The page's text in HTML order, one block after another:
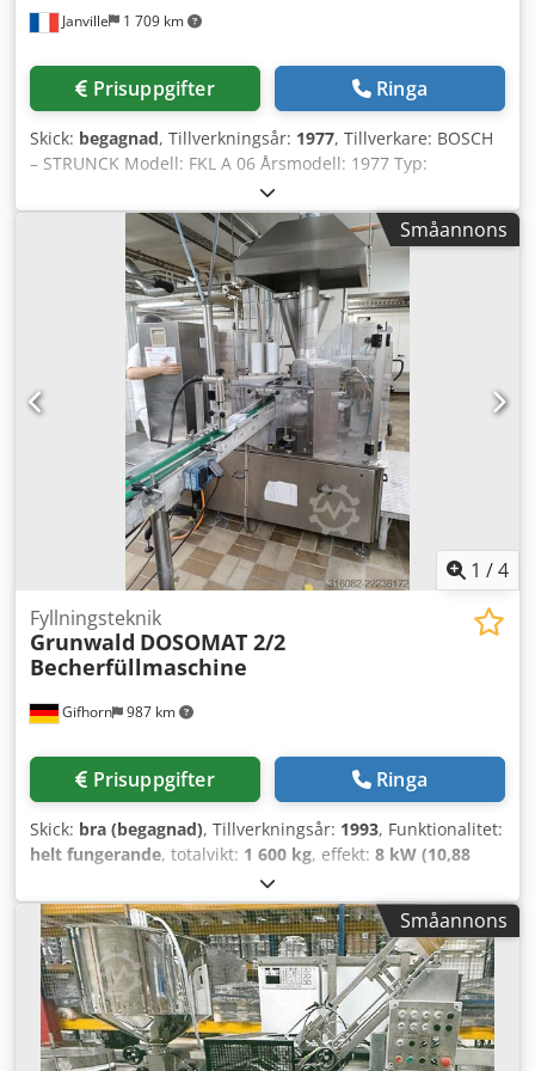
1000) - UVC-desinficering av förpackningar - UVC-
är särskilt lämpad för fyllning av: - Yoghurt - Gräddfil -
Färskost - Kvarg - Desserter - Delikatessprodukter - Såser
Janville 1 709 km
Prisuppgifter Ringa
Skick: begagnad, Tillverkningsår: 1977, Tillverkare: BOSCH
– STRUNCK Modell: FKL A 06 Årsmodell: 1977 Typ:
Automatisk fyllningsmaskin Sänkbara fyllhuvuden
Fyllpumpar per set: 6 enheter 1 grupp pumpar upp till 100
ml 1 grupp pumpar upp till 200 ml Justering av kolvslag:
mekanisk Motoreffekt: 0,37 kW Laminärt flöde
Lagringssystem för fyllhuvuden med sluten krets för
rengöring. Dedpfx Aqox R Diwjlowa Maskindimensioner:
100 x 80 x 245 cm Video i drift finns tillgänglig.
Småannons
1 /4
Gifhorn 987 km
Fyllningsteknik
Grunwald DOSOMAT 2/2
Becherfüllmaschine
Prisuppgifter Ringa
Skick: bra (begagnad), Tillverkningsår: 1993, Funktionalitet:
helt fungerande, totalvikt: 1 600 kg, effekt: 8 kW (10,88
dokumentation / manual
GRUNDWALD Modell: DOSOMAT 2/2 Tillverkningsår: 1993
Kapacitet: 4 800 bägare/timme Format: Rektangulär (för
kvarg) Ø 95 mm bägare (för yoghurt) Maskinvikt: 1 600 kg
Skick: bra, fullt funktionsduglig Dodpfx Aqozhxapjlewa
Småannons